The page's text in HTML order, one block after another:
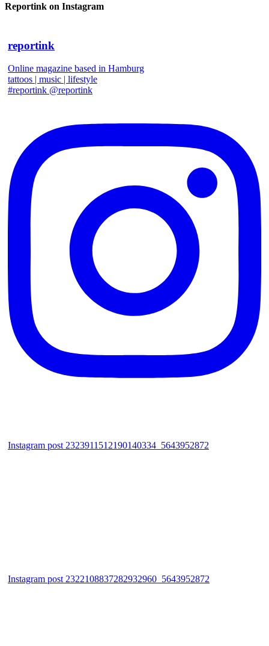
Reportink on Instagram
reportink
Online magazine based in Hamburg
tattoos | music | lifestyle
#reportink @reportink
Instagram post 2323911512190140334_5643952872
Instagram post 2322108837282932960_5643952872